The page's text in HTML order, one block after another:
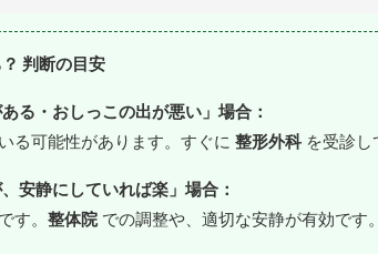
判断の目安
ある・おしっこの出が悪い」場合：
る可能性があります。すぐに 整形外科を受診し
、安静にしていれば楽」場合：
す。 整体院での調整や、適切な安静が有効です。